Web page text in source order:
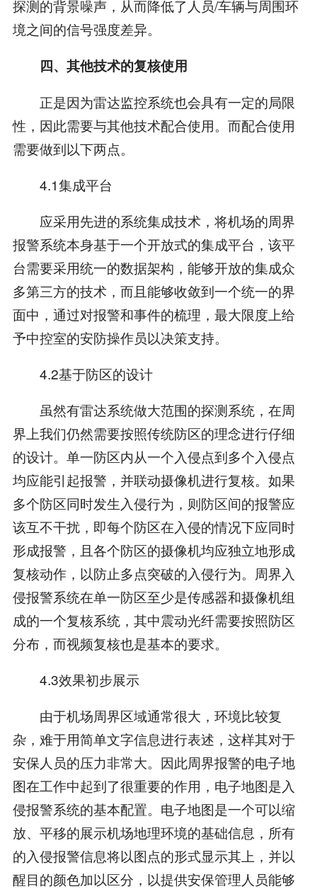
探测的背景噪声，从而降低了人员/车辆与周围环
境之间的信号强度差异。
四、其他技术的复核使用
正是因为雷达监控系统也会具有一定的局限
性，因此需要与其他技术配合使用。而配合使用
需要做到以下两点。
4.1集成平台
应采用先进的系统集成技术，将机场的周界
报警系统本身基于一个开放式的集成平台，该平
台需要采用统一的数据架构，能够开放的集成众
多第三方的技术，而且能够收敛到一个统一的界
面中，通过对报警和事件的梳理，最大限度上给
予中控室的安防操作员以决策支持。
4.2基于防区的设计
虽然有雷达系统做大范围的探测系统，在周
界上我们仍然需要按照传统防区的理念进行仔细
的设计。单一防区内从一个入侵点到多个入侵点
均应能引起报警，并联动摄像机进行复核。如果
多个防区同时发生入侵行为，则防区间的报警应
该互不干扰，即每个防区在入侵的情况下应同时
形成报警，且各个防区的摄像机均应独立地形成
复核动作，以防止多点突破的入侵行为。周界入
侵报警系统在单一防区至少是传感器和摄像机组
成的一个复核系统，其中震动光纤需要按照防区
分布，而视频复核也是基本的要求。
4.3效果初步展示
由于机场周界区域通常很大，环境比较复
杂，难于用简单文字信息进行表述，这样其对于
安保人员的压力非常大。因此周界报警的电子地
图在工作中起到了很重要的作用，电子地图是入
侵报警系统的基本配置。电子地图是一个可以缩
放、平移的展示机场地理环境的基础信息，所有
的入侵报警信息将以图点的形式显示其上，并以
醒目的颜色加以区分，以提供安保管理人员能够